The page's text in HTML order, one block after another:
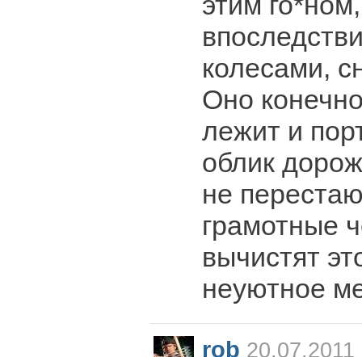
колесами,
Оно
лежит и
облик
не
грамотные
вычистят
неуютное
rob 20.07.2011